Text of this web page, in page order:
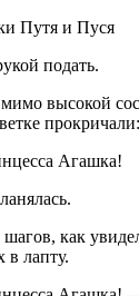
Путя и Пуся
подать.
высокой
прокричали:
Агашка!
как
в лапту.